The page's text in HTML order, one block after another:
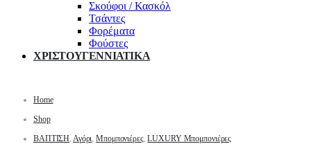
Σκούφοι / Κασκόλ
Τσάντες
Φορέματα
Φούστες
ΧΡΙΣΤΟΥΓΕΝΝΙΑΤΙΚΑ
Home
Shop
ΒΑΠΤΙΣΗ, Αγόρι,Μπομπονιέρες,LUXURY Μπομπονιέρες